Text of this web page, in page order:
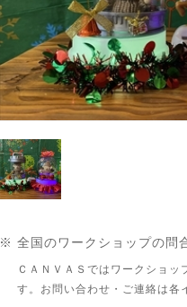
※ 全国のワークショップの問
ＣＡＮＶＡＳではワークショッ
す。お問い合わせ・ご連絡は各